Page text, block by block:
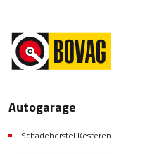
Autogarage
Schadeherstel Kesteren